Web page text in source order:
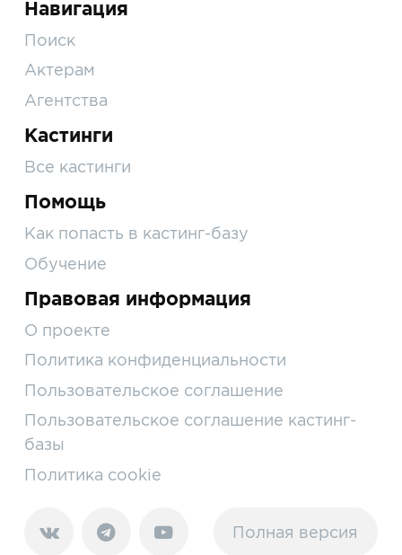
Навигация
Поиск
Актерам
Агентства
Кастинги
Все кастинги
Помощь
Как попасть в кастинг-базу
Обучение
Правовая информация
О проекте
Политика конфиденциальности
Пользовательское соглашение
Пользовательское соглашение кастинг-
базы
Политика cookie
Полная версия